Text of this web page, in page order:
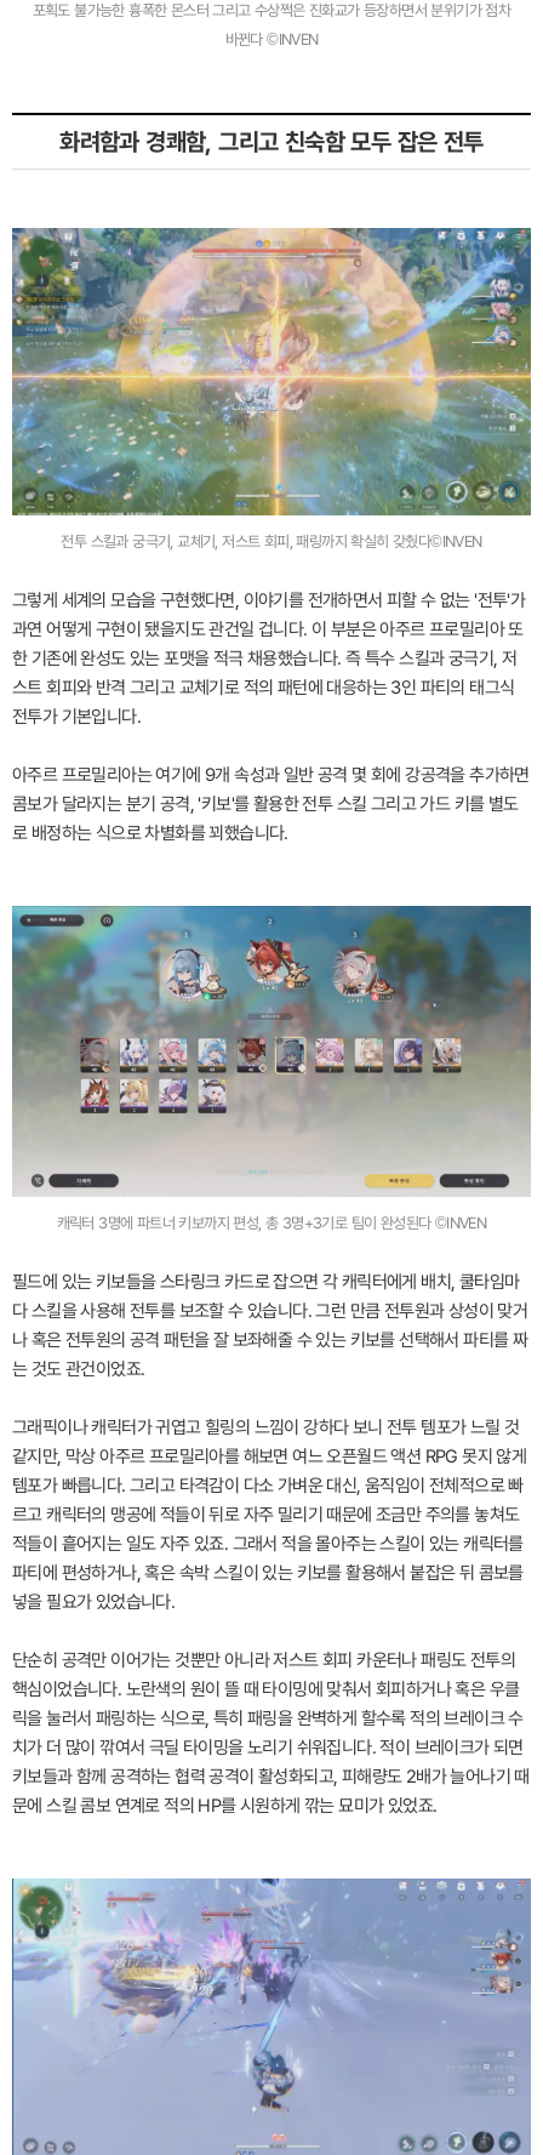
포획도 불가능한 흉폭한 몬스터 그리고 수상쩍은 진화교가 등장하면서 분위기가 점차
바뀐다 ©INVEN
화려함과 경쾌함, 그리고 친숙함 모두 잡은 전투
전투 스킬과 궁극기, 교체기, 저스트 회피, 패링까지 확실히 갖췄다©INVEN
그렇게 세계의 모습을 구현했다면, 이야기를 전개하면서 피할 수 없는 '전투'가
과연 어떻게 구현이 됐을지도 관건일 겁니다. 이 부분은 아주르 프로밀리아 또
한 기존에 완성도 있는 포맷을 적극 채용했습니다. 즉 특수 스킬과 궁극기, 저
스트 회피와 반격 그리고 교체기로 적의 패턴에 대응하는 3인 파티의 태그식
전투가 기본입니다.
아주르 프로밀리아는 여기에 9개 속성과 일반 공격 몇 회에 강공격을 추가하면
콤보가 달라지는 분기 공격, '키보'를 활용한 전투 스킬 그리고 가드 키를 별도
로 배정하는 식으로 차별화를 꾀했습니다.
캐릭터 3명에 파트너 키보까지 편성, 총 3명+3기로 팀이 완성된다 ©INVEN
필드에 있는 키보들을 스타링크 카드로 잡으면 각 캐릭터에게 배치, 쿨타임마
다 스킬을 사용해 전투를 보조할 수 있습니다. 그런 만큼 전투원과 상성이 맞거
나 혹은 전투원의 공격 패턴을 잘 보좌해줄 수 있는 키보를 선택해서 파티를 짜
는 것도 관건이었죠.
그래픽이나 캐릭터가 귀엽고 힐링의 느낌이 강하다 보니 전투 템포가 느릴 것
같지만, 막상 아주르 프로밀리아를 해보면 여느 오픈월드 액션 RPG 못지 않게
템포가 빠릅니다. 그리고 타격감이 다소 가벼운 대신, 움직임이 전체적으로 빠
르고 캐릭터의 맹공에 적들이 뒤로 자주 밀리기 때문에 조금만 주의를 놓쳐도
적들이 흩어지는 일도 자주 있죠. 그래서 적을 몰아주는 스킬이 있는 캐릭터를
파티에 편성하거나, 혹은 속박 스킬이 있는 키보를 활용해서 붙잡은 뒤 콤보를
넣을 필요가 있었습니다.
단순히 공격만 이어가는 것뿐만 아니라 저스트 회피 카운터나 패링도 전투의
핵심이었습니다. 노란색의 원이 뜰 때 타이밍에 맞춰서 회피하거나 혹은 우클
릭을 눌러서 패링하는 식으로, 특히 패링을 완벽하게 할수록 적의 브레이크 수
치가 더 많이 깎여서 극딜 타이밍을 노리기 쉬워집니다. 적이 브레이크가 되면
키보들과 함께 공격하는 협력 공격이 활성화되고, 피해량도 2배가 늘어나기 때
문에 스킬 콤보 연계로 적의 HP를 시원하게 깎는 묘미가 있었죠.